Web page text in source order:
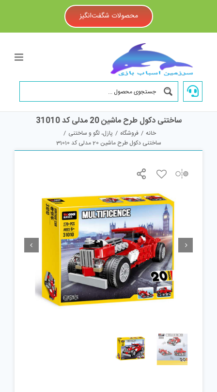
محصولات شگفت‌انگیز
ساختنی دکول طرح ماشین 20 مدلی کد 31010
خانه / فروشگاه / پازل، لگو و ساختنی /
ساختنی دکول طرح ماشین 20 مدلی کد 31010
 